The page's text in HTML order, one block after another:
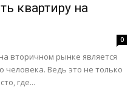
квартиру на
0
вторичном рынке является
Ведь это не только
где...